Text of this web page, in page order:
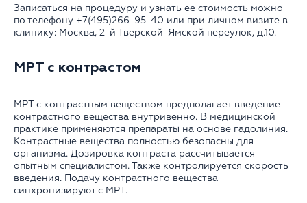
Записаться на процедуру и узнать ее стоимость можно
по телефону +7(495)266-95-40 или при личном визите в
клинику: Москва, 2-й Тверской-Ямской переулок, д.10.
МРТ с контрастом
МРТ с контрастным веществом предполагает введение
контрастного вещества внутривенно. В медицинской
практике применяются препараты на основе гадолиния.
Контрастные вещества полностью безопасны для
организма. Дозировка контраста рассчитывается
опытным специалистом. Также контролируется скорость
введения. Подачу контрастного вещества
синхронизируют с МРТ.